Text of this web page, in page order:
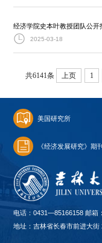
经济学院史本叶教授团队公
2025-03-18
共6141条 上页 1
美国研究所
《经济发展研究》期
电话：0431—85166158 邮箱
地址：吉林省长春市前进大街